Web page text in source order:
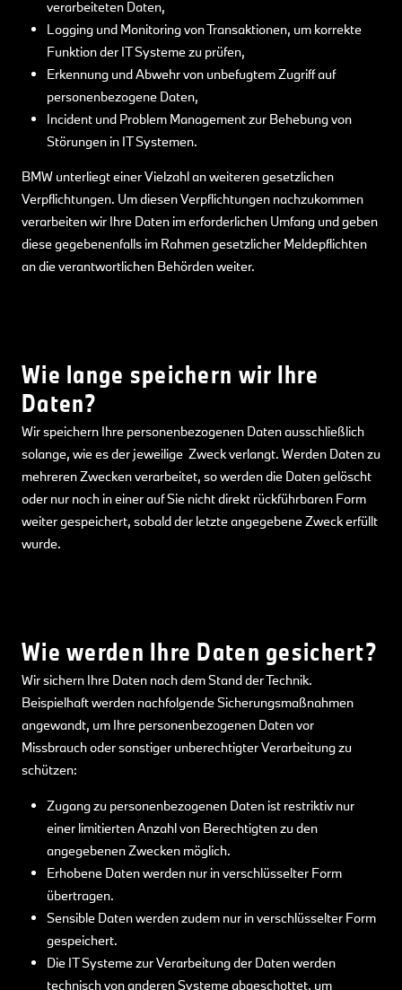
verarbeiteten Daten,
Logging und Monitoring von Transaktionen, um korrekte
Funktion der IT Systeme zu prüfen,
Erkennung und Abwehr von unbefugtem Zugriff auf
personenbezogene Daten,
Incident und Problem Management zur Behebung von
Störungen in IT Systemen.
BMW unterliegt einer Vielzahl an weiteren gesetzlichen
Verpflichtungen. Um diesen Verpflichtungen nachzukommen
verarbeiten wir Ihre Daten im erforderlichen Umfang und geben
diese gegebenenfalls im Rahmen gesetzlicher Meldepflichten
an die verantwortlichen Behörden weiter.
Wie lange speichern wir Ihre
Daten?
Wir speichern Ihre personenbezogenen Daten ausschließlich
solange, wie es der jeweilige Zweck verlangt. Werden Daten zu
mehreren Zwecken verarbeitet, so werden die Daten gelöscht
oder nur noch in einer auf Sie nicht direkt rückführbaren Form
weiter gespeichert, sobald der letzte angegebene Zweck erfüllt
wurde.
Wie werden Ihre Daten gesichert?
Wir sichern Ihre Daten nach dem Stand der Technik.
Beispielhaft werden nachfolgende Sicherungsmaßnahmen
angewandt, um Ihre personenbezogenen Daten vor
Missbrauch oder sonstiger unberechtigter Verarbeitung zu
schützen:
Zugang zu personenbezogenen Daten ist restriktiv nur
einer limitierten Anzahl von Berechtigten zu den
angegebenen Zwecken möglich.
Erhobene Daten werden nur in verschlüsselter Form
übertragen.
Sensible Daten werden zudem nur in verschlüsselter Form
gespeichert.
Die IT Systeme zur Verarbeitung der Daten werden
technisch von anderen Systeme abgeschottet, um